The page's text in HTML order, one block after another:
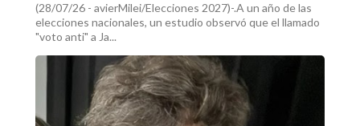
(28/07/26 - avierMilei/Elecciones 2027)-.A un año de las
elecciones nacionales, un estudio observó que el llamado
"voto anti" a Ja...